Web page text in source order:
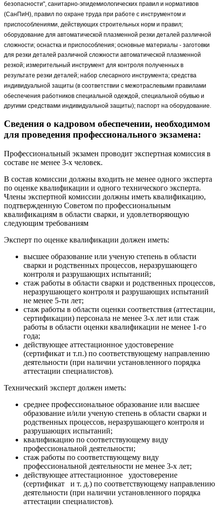
безопасности", санитарно-эпидемиологических правил и нормативов
(СанПиН), правил по охране труда при работе с инструментом и
приспособлениями, действующих строительных норм и правил;
оборудование для автоматической плазменной резки деталей различной
сложности; оснастка и приспособления; основные материалы - заготовки
для резки деталей различной сложности автоматической плазменной
резкой; измерительный инструмент для контроля полученных в
результате резки деталей; набор слесарного инструмента; средства
индивидуальной защиты (в соответствии с межотраслевыми правилами
обеспечения работников специальной одеждой, специальной обувью и
другими средствами индивидуальной защиты); паспорт на оборудование.
Сведения о кадровом обеспечении, необходимом
для проведения профессионального экзамена:
Профессиональный экзамен проводит экспертная комиссия в
составе не менее 3-х человек.
В состав комиссии должны входить не менее одного эксперта
по оценке квалификации и одного технического эксперта.
Члены экспертной комиссии должны иметь квалификацию,
подтвержденную Советом по профессиональным
квалификациям в области сварки, и удовлетворяющую
следующим требованиям
Эксперт по оценке квалификации должен иметь:
высшее образование или ученую степень в области
сварки и родственных процессов, неразрушающего
контроля и разрушающих испытаний;
стаж работы в области сварки и родственных процессов,
неразрушающего контроля и разрушающих испытаний
не менее 5-ти лет;
стаж работы в области оценки соответствия (аттестации,
сертификации) персонала не менее 3-х лет или стаж
работы в области оценки квалификации не менее 1-го
года;
действующее аттестационное удостоверение
(сертификат и т.п.) по соответствующему направлению
деятельности (при наличии установленного порядка
аттестации специалистов).
Технический эксперт должен иметь:
среднее профессиональное образование или высшее
образование и/или ученую степень в области сварки и
родственных процессов, неразрушающего контроля и
разрушающих испытаний;
квалификацию по соответствующему виду
профессиональной деятельности;
стаж работы по соответствующему виду
профессиональной деятельности не менее 3-х лет;
действующее аттестационное удостоверение
(сертификат и т. д.) по соответствующему направлению
деятельности (при наличии установленного порядка
аттестации специалистов).